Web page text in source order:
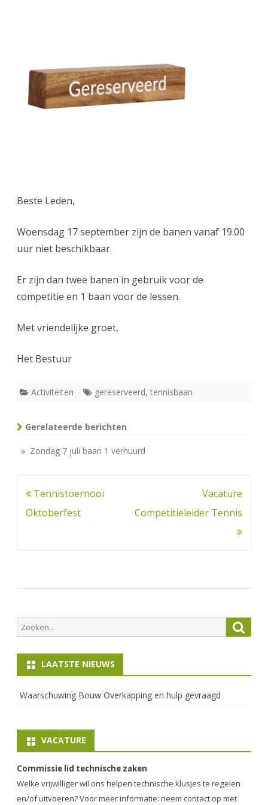
banen
niet
beschikbaar
Beste Leden,
Woensdag 17 september zijn de banen vanaf 19.00
uur niet beschikbaar.
Er zijn dan twee banen in gebruik voor de
competitie en 1 baan voor de lessen.
Met vriendelijke groet,
Het Bestuur
Activiteiten gereserveerd, tennisbaan
Gerelateerde berichten
» Zondag 7 juli baan 1 verhuurd
Bericht
navigatie
Tennistoernooi
Oktoberfest
Vacature
Competitieleider Tennis
Zoeken
naar:
LAATSTE NIEUWS
Waarschuwing Bouw Overkapping en hulp gevraagd
VACATURE
Commissie lid technische zaken
Welke vrijwilliger wil ons helpen technische klusjes te regelen
en/of uitvoeren? Voor meer informatie: neem contact op met